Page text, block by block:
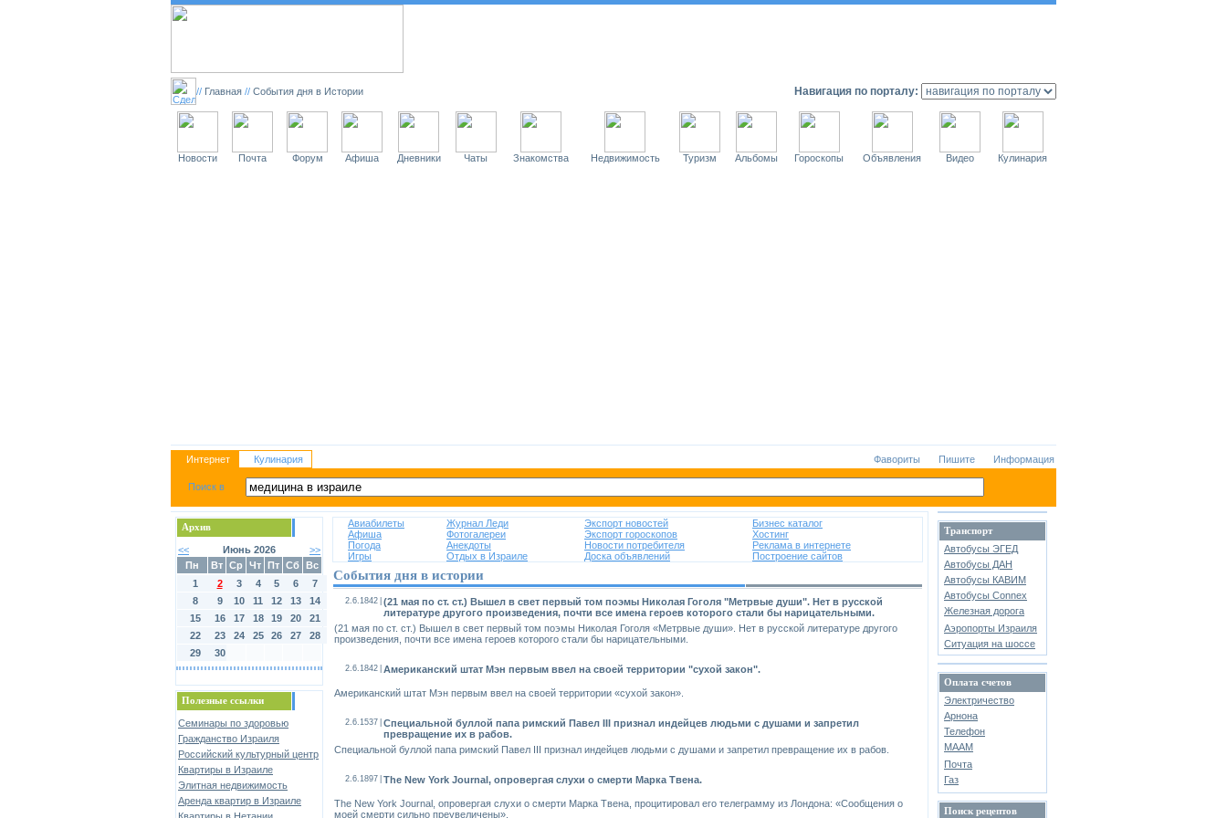
// Главная // События дня в Истории Навигация по порталу:
Новости Почта Форум Афиша Дневники Чаты Знакомства Недвижимость Туризм Альбомы Гороскопы Объявления Видео Кулинария
Интернет Кулинария Фавориты Пишите Информация
Архив
<< Июнь 2026
>>
Пн
Вт Ср Чт Пт Сб Вс
1
2 3 4 5 6
7
8
9 10 11 12 13
14
15
16 17 18 19 20
21
22
23 24 25 26 27
28
29
30
Полезные ссылки
Семинары по здоровью
Гражданство Израиля
Российский культурный центр
Квартиры в Израиле
Элитная недвижимость
Аренда квартир в Израиле
Авиабилеты Журнал Леди Экспорт новостей
Бизнес каталог
Афиша
Фотогалереи Экспорт гороскопов
Хостинг
Погода
Анекдоты Новости потребителя
Реклама в интернете
Игры
Отдых в Израиле Доска объявлений Построение сайтов
События дня в истории
2.6.1842 (21 мая по ст. ст.) Вышел в свет первый том поэмы Николая Гоголя "Метрвые души". Нет в русской
литературе другого произведения, почти все имена героев которого стали бы нарицательными.
(21 мая по ст. ст.) Вышел в свет первый том поэмы Николая Гоголя «Метрвые души». Нет в русской литературе другого
произведения, почти все имена героев которого стали бы нарицательными.
2.6.1842 Американский штат Мэн первым ввел на своей территории "сухой закон".
Американский штат Мэн первым ввел на своей территории «сухой закон».
2.6.1537 Специальной буллой папа римский Павел III признал индейцев людьми с душами и запретил
превращение их в рабов.
Специальной буллой папа римский Павел III признал индейцев людьми с душами и запретил превращение их в рабов.
2.6.1897 The New York Journal, опровергая слухи о смерти Марка Твена.
The New York Journal, опровергая слухи о смерти Марка Твена, процитировал его телеграмму из Лондона: «Сообщения о
моей смерти сильно преувеличены».
Транспорт
Автобусы ЭГЕД
Автобусы ДАН
Автобусы КАВИМ
Автобусы Connex
Железная дорога
Аэропорты Израиля
Ситуация на шоссе
Оплата счетов
Электричество
Арнона
Телефон
МААМ
Почта
Газ
Поиск рецептов